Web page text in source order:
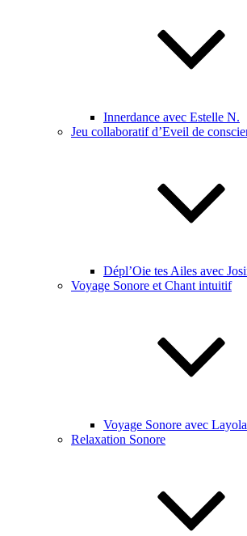
Innerdance avec Estelle N.
Jeu collaboratif d’Eveil de
Dépl’Oie tes Ailes avec
Voyage Sonore et Chant intuitif
Voyage Sonore avec Layola
Relaxation Sonore